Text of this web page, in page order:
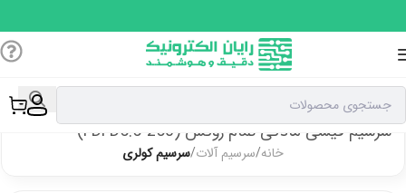
سرسیم فیشی مادگی تمام روکش (FDFD5.5-250)
خانه سرسیم آلات سرسیم کولری